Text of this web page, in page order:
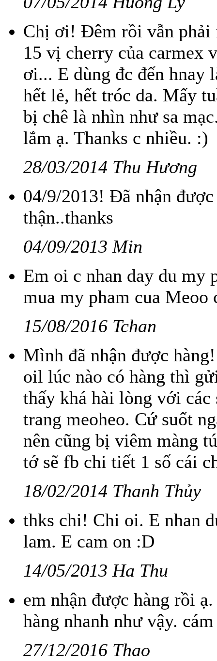
Chị ơi! Đêm rồi vẫn phải
15 vị cherry của carmex
ơi... E dùng đc đến hnay
hết lẻ, hết tróc da. Mấy
bị chê là nhìn như sa
lắm ạ. Thanks c nhiều. :)
28/03/2014 Thu Hương
04/9/2013! Đã nhận
thận..thanks
04/09/2013 Min
Em oi c nhan day du my
mua my pham cua
15/08/2016 Tchan
Mình đã nhận được
oil lúc nào có hàng thì
thấy khá hài lòng với
trang meoheo. Cứ suốt
nên cũng bị viêm màng
tớ sẽ fb chi tiết 1 số cái
18/02/2014 Thanh Thủy
thks chi! Chi oi. E nhan
lam. E cam on :D
14/05/2013 Ha Thu
em nhận được hàng rồi
hàng nhanh như vậy.
27/12/2016 Thao